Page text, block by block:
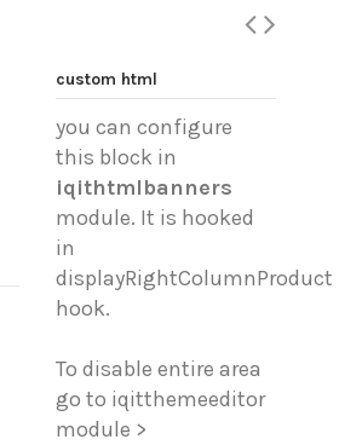
custom html
you can configure
this block in
iqithtmlbanners
module. It is hooked
in
displayRightColumnProduct
hook.
To disable entire area
go to iqitthemeeditor
module >